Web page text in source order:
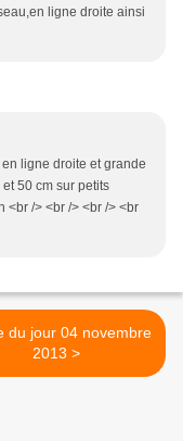
ligne droite ainsi
ligne droite et grande
50 cm sur petits
<br /> <br /> <br /> <br
du jour 04 novembre
2013 >